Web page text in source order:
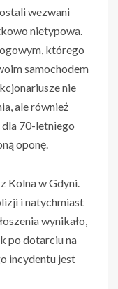
wezwani
nietypowa.
którego
samochodem
nie
ale również
dla 70-letniego
oponę.
Kolna w Gdyni.
i natychmiast
wynikało,
po dotarciu na
incydentu jest